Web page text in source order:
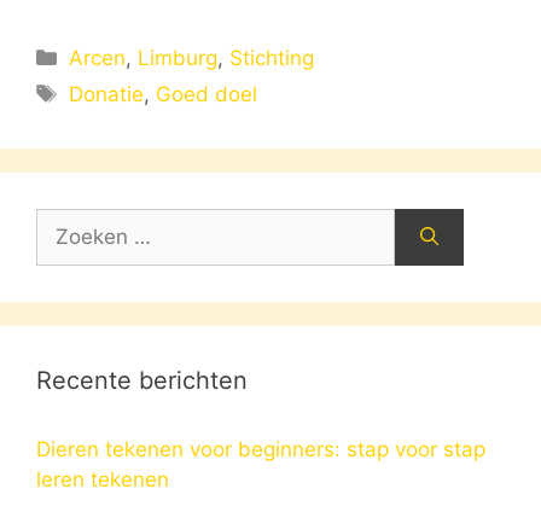
Categorieën
Arcen, Limburg, Stichting
Tags
Donatie, Goed doel
Zoek
Recente berichten
Dieren tekenen voor beginners: stap voor stap
leren tekenen